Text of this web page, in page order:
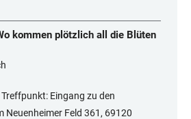
kommen plötzlich all die Blüten
Eingang zu den
Neuenheimer Feld 361, 69120